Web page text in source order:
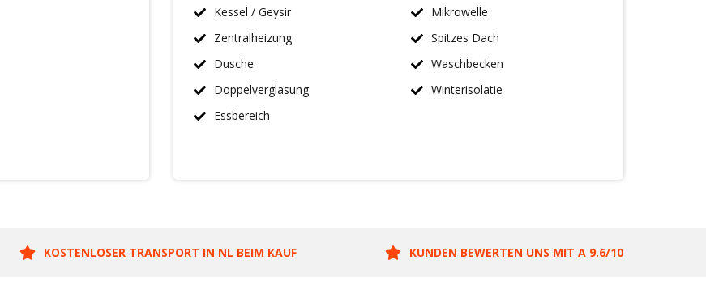
Kessel / Geysir
Zentralheizung
Dusche
Doppelverglasung
Essbereich
Mikrowelle
Spitzes Dach
Waschbecken
Winterisolatie
KOSTENLOSER TRANSPORT IN NL BEIM KAUF KUNDEN BEWERTEN UNS MIT A 9.6/10